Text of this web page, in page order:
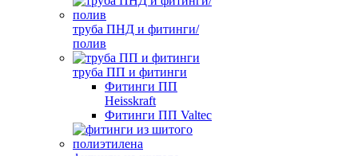
труба ПНД и фитинги/
полив
труба ПП и фитинги
Фитинги ПП
Heisskraft
Фитинги ПП Valtec